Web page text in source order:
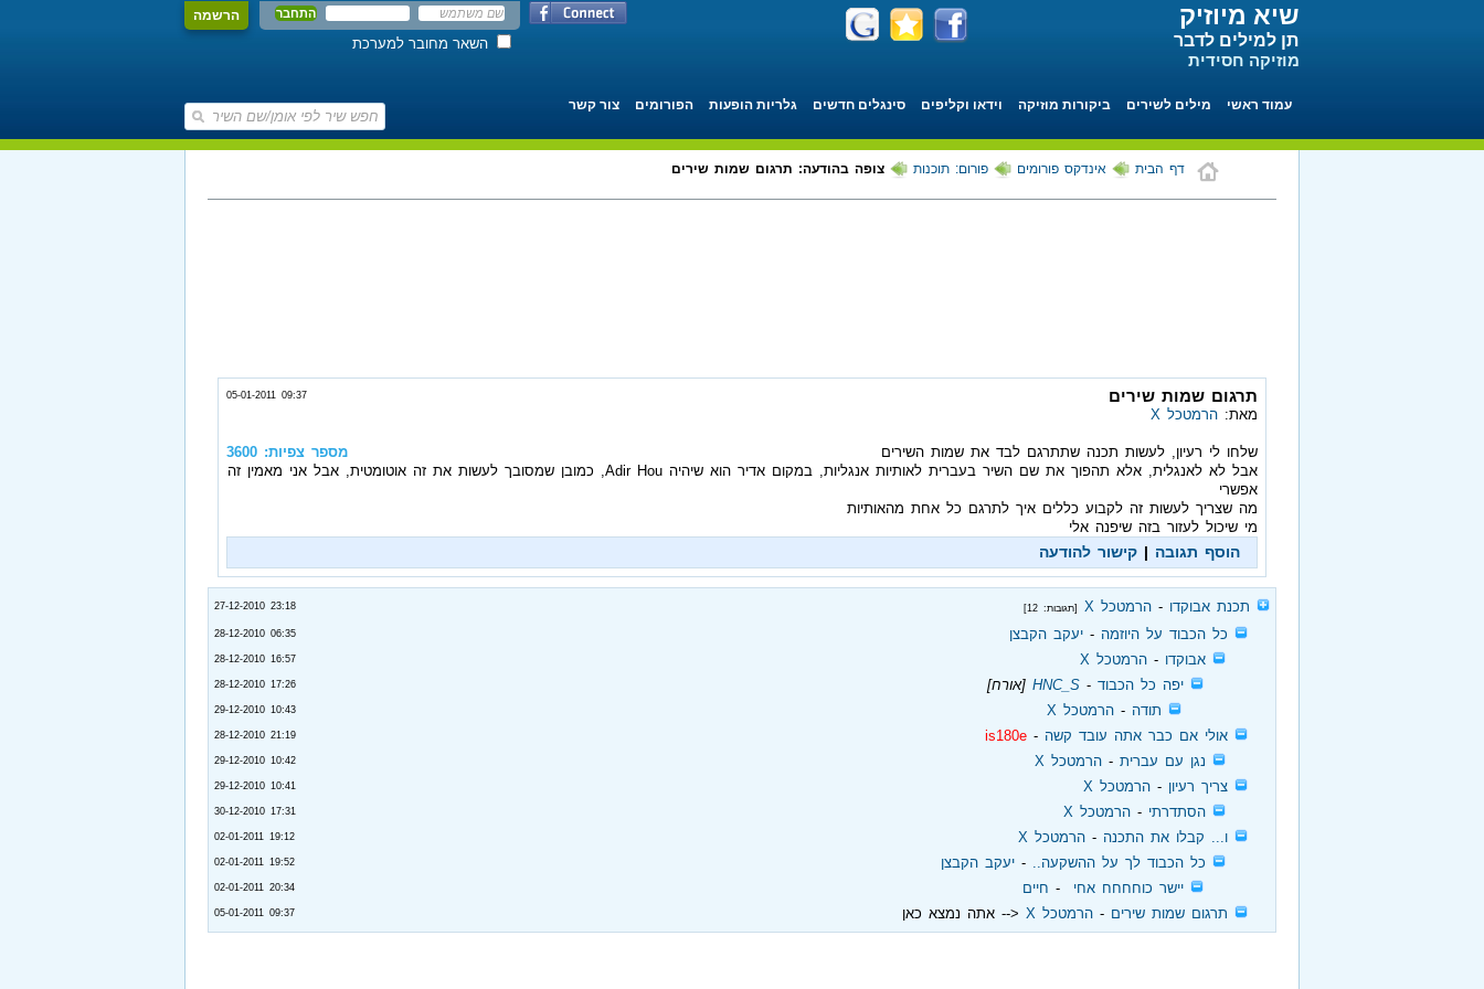
הרשמה
השאר מחובר למערכת
שיא מיוזיק
תן למילים לדבר
מוזיקה חסידית
עמוד ראשי מילים לשירים ביקורות מוזיקה וידאו וקליפים סינגלים חדשים גלריות הופעות הפורומים צור קשר
דף הבית אינדקס פורומים פורום: תוכנות צופה בהודעה: תרגום שמות שירים
05-01-2011 09:37 תרגום שמות שירים
מאת: הרמטכל X
מספר צפיות: 3600
שלחו לי רעיון, לעשות תכנה שתתרגם לבד את שמות השירים
אבל לא לאנגלית, אלא תהפוך את שם השיר בעברית לאותיות אנגליות, במקום אדיר הוא שיהיה Adir Hou, כמובן שמסובך לעשות את זה אוטומטית, אבל אני מאמין זה
אפשרי
מה שצריך לעשות זה לקבוע כללים איך לתרגם כל אחת מהאותיות
מי שיכול לעזור בזה שיפנה אלי
הוסף תגובה | קישור להודעה
תכנת אבוקדו ‏ - ‏ הרמטכל X [תגובות: 12] 27-12-2010 23:18
כל הכבוד על היוזמה ‏ - ‏ יעקב הקבצן 28-12-2010 06:35
אבוקדו ‏ - ‏ הרמטכל X 28-12-2010 16:57
יפה כל הכבוד ‏ - ‏
HNC_S [אורח] 28-12-2010 17:26
תודה ‏ - ‏ הרמטכל X 29-12-2010 10:43
אולי אם כבר אתה עובד קשה ‏ - ‏
is180e
28-12-2010 21:19
נגן עם עברית ‏ - ‏ הרמטכל X 29-12-2010 10:42
צריך רעיון ‏ - ‏ הרמטכל X 29-12-2010 10:41
הסתדרתי ‏ - ‏ הרמטכל X 30-12-2010 17:31
ו... קבלו את התכנה ‏ - ‏ הרמטכל X 02-01-2011 19:12
כל הכבוד לך על ההשקעה.. ‏ - ‏ יעקב הקבצן 02-01-2011 19:52
יישר כוחחחח אחי ‏ - ‏ חיים 02-01-2011 20:34
תרגום שמות שירים ‏ - ‏ הרמטכל X <-- אתה נמצא כאן 05-01-2011 09:37